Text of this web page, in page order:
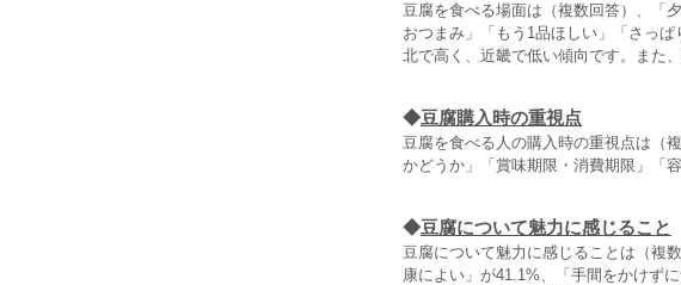
豆腐を食べる場面は（複数回答）、「
おつまみ」「もう1品ほしい」「さっ
北で高く、近畿で低い傾向です。また
◆豆腐購入時の重視点
豆腐を食べる人の購入時の重視点は（
かどうか」「賞味期限・消費期限」「
◆豆腐について魅力に感じること
豆腐について魅力に感じることは（複
康によい」が41.1%、「手間をかけず